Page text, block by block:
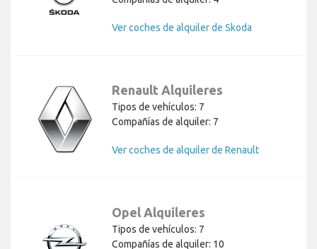
Ver coches de alquiler de Skoda
Renault Alquileres
Tipos de vehículos: 7
Compañías de alquiler: 7
Ver coches de alquiler de Renault
Opel Alquileres
Tipos de vehículos: 7
Compañías de alquiler: 10